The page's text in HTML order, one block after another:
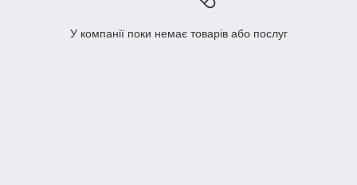
У компанії поки немає товарів або послуг